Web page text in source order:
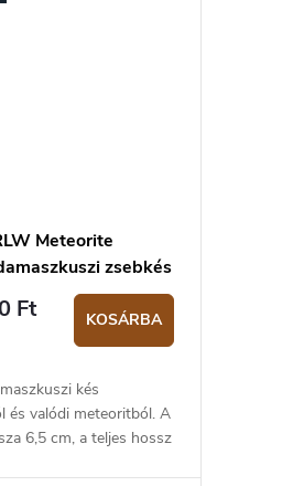
Meteorite
zsebkés
Ft KOSÁRBA
kés
és valódi meteoritból. A
6,5 cm, a teljes hossz